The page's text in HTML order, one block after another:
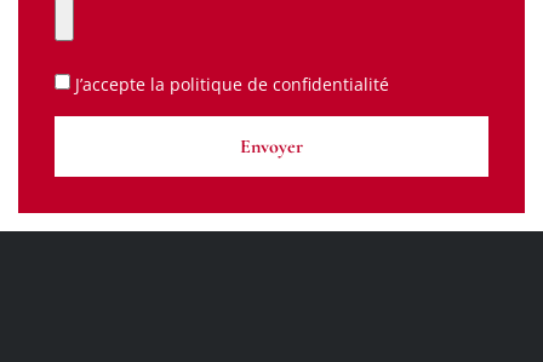
J’accepte la politique de confidentialité
Envoyer